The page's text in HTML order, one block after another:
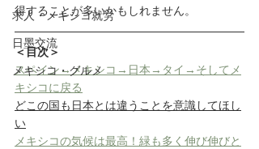
求人・メキシコ就労
日墨交流
メキシコ・グルメ
得することが多いかもしれません。
＜目次＞
スペイン→メキシコ→日本→タイ→そしてメ
キシコに戻る
どこの国も日本とは違うことを意識してほし
い
メキシコの気候は最高！緑も多く伸び伸びと